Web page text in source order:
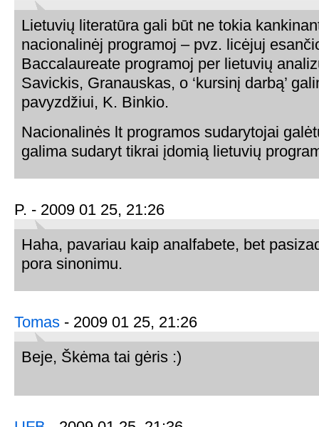
Lietuvių literatūra gali būt ne tokia
nacionalinėj programoj – pvz. licėjuj
Baccalaureate programoj per lietuvių
Savickis, Granauskas, o ‘kursinį darbą’
pavyzdžiui, K. Binkio.
Nacionalinės lt programos sudarytojai
galima sudaryt tikrai įdomią lietuvių
P. - 2009 01 25, 21:26
Haha, pavariau kaip analfabete, bet
pora sinonimu.
Tomas - 2009 01 25, 21:26
Beje, Škėma tai gėris :)